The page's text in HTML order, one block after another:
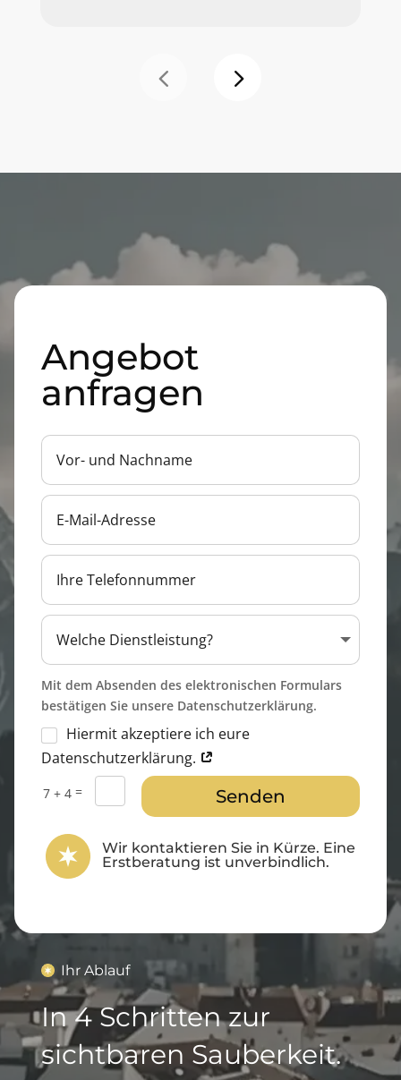
Angebot
anfragen
Mit dem Absenden des elektronischen Formulars
bestätigen Sie unsere Datenschutzerklärung.
Hiermit akzeptiere ich eure
Datenschutzerklärung.
7 + 4 = Senden
Wir kontaktieren Sie in Kürze. Eine
Erstberatung ist unverbindlich.
Ihr Ablauf
In 4 Schritten zur
sichtbaren Sauberkeit.